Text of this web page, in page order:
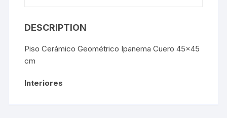
DESCRIPTION
Piso Cerámico Geométrico Ipanema Cuero 45×45
cm
Interiores